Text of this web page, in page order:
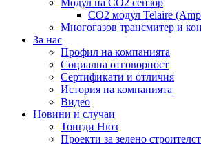
Модул на CO2 сензор
CO2 модул Telaire
Многогазов трансмитер и
За нас
Профил на компанията
Социална отговорност
Сертификати и отличия
История на компанията
Видео
Новини и случаи
Тонгди Нюз
Проекти за зелено